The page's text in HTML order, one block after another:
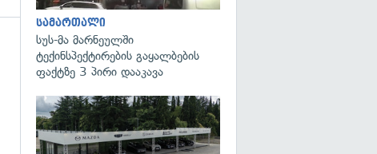
სამართალი
სუს-მა მარნეულში
ტექინსპექტირების გაყალბების
ფაქტზე 3 პირი დააკავა